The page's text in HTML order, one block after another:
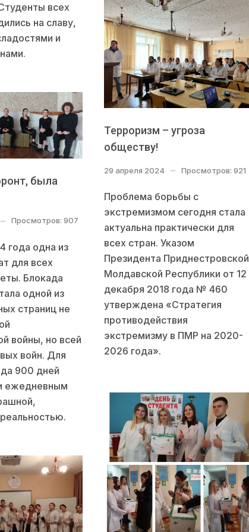
всех
на славу,
и
Терроризм – угроза
обществу!
29 апреля 2024 Просмотров: 921
Проблема борьбы с
экстремизмом сегодня стала
актуальна практически для
всех стран. Указом
Президента Приднестровской
Молдавской Республики от 12
декабря 2018 года № 460
утверждена «Стратегия
противодействия
экстремизму в ПМР на 2020-
2026 года».
была
Просмотров: 907
года одна из
для всех
Блокада
одной из
страниц не
войны, но всей
войн. Для
900 дней
ежедневным